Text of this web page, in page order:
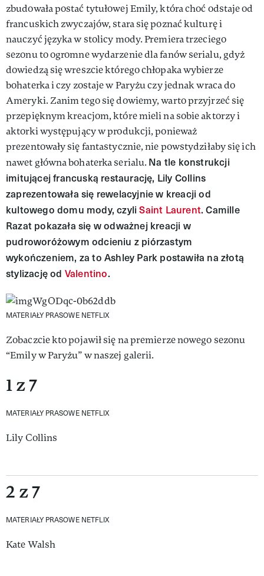
zbudowała postać tytułowej Emily, która choć odstaje od
francuskich zwyczajów, stara się poznać kulturę i
nauczyć języka w stolicy mody. Premiera trzeciego
sezonu to ogromne wydarzenie dla fanów serialu, gdyż
dowiedzą się wreszcie którego chłopaka wybierze
bohaterka i czy zostaje w Paryżu czy jednak wraca do
Ameryki. Zanim tego się dowiemy, warto przyjrzeć się
przepięknym kreacjom, które mieli na sobie aktorzy i
aktorki występujący w produkcji, ponieważ
prezentowały się fantastycznie, nie powstydziłaby się ich
nawet główna bohaterka serialu. Na tle konstrukcji
imitującej francuską restaurację, Lily Collins
zaprezentowała się rewelacyjnie w kreacji od
kultowego domu mody, czyliSaint Laurent. Camille
Razat pokazała się w odważnej kreacji w
pudroworóżowym odcieniu z piórzastym
wykończeniem, za to Ashley Park postawiła na złotą
stylizację od Valentino.
MATERIAŁY PRASOWE NETFLIX
Zobaczcie kto pojawił się na premierze nowego sezonu
“Emily w Paryżu” w naszej galerii.
1 z 7
MATERIAŁY PRASOWE NETFLIX
Lily Collins
2 z 7
MATERIAŁY PRASOWE NETFLIX
Kate Walsh